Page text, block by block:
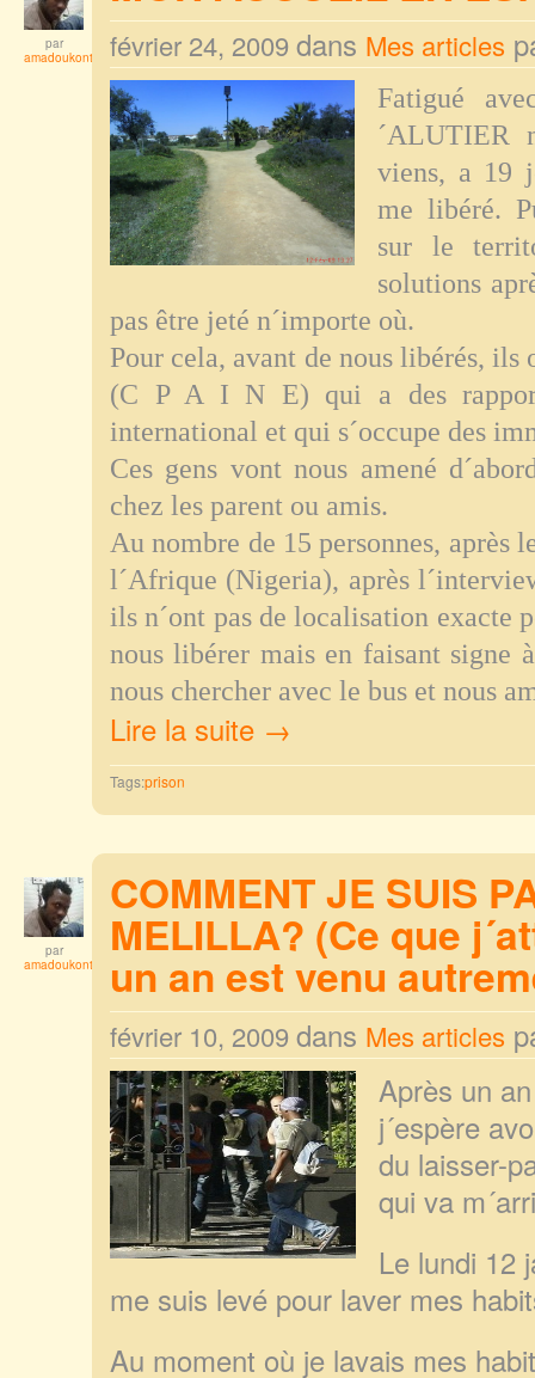
par
amadoukonta
février 24, 2009 dans Mes articles
Fatigué
´ALUTIER
viens, a 19
me libéré.
sur le
solutions
pas être jeté n´importe où.
Pour cela, avant de nous libérés,
(C P A I N E) qui a des
international et qui s´occupe des
Ces gens vont nous amené
chez les parent ou amis.
Au nombre de 15 personnes, après
l´Afrique (Nigeria), après
ils n´ont pas de localisation exacte
nous libérer mais en faisant signe
nous chercher avec le bus et nous
Lire la suite →
Tags:prison
par
amadoukonta
COMMENT JE SUIS
MELILLA? (Ce que
un an est venu
février 10, 2009 dans Mes articles
Après un
j´espère
du laisser-
qui va
Le lundi 12
me suis levé pour laver mes
Au moment où je lavais mes